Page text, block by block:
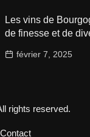
Les vins de
de finesse et de
février 7, 2025
rights reserved.
Contact